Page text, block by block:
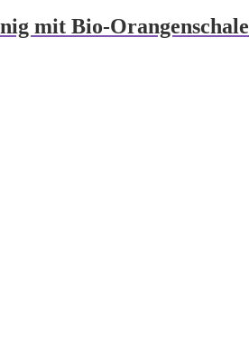
mit Bio-Orangenschale